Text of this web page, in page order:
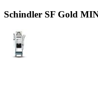
Schindler SF Gold